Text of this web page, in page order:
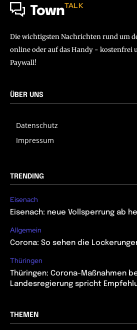
TownTALK
Die wichtigsten Nachrichten rund um
online oder auf das Handy - kostenfrei
Paywall!
ÜBER UNS
Datenschutz
Impressum
TRENDING
Eisenach
Eisenach: neue Vollsperrung ab
Allgemein
Corona: So sehen die
Thüringen
Thüringen: Corona-Maßnahmen
Landesregierung spricht
THEMEN